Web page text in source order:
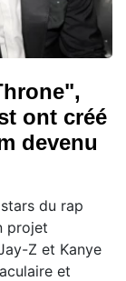
ont créé
devenu
du rap
projet
Z et Kanye
et